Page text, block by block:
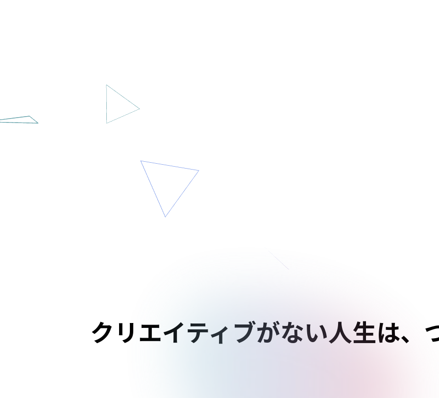
クリエイティブがない人生は、